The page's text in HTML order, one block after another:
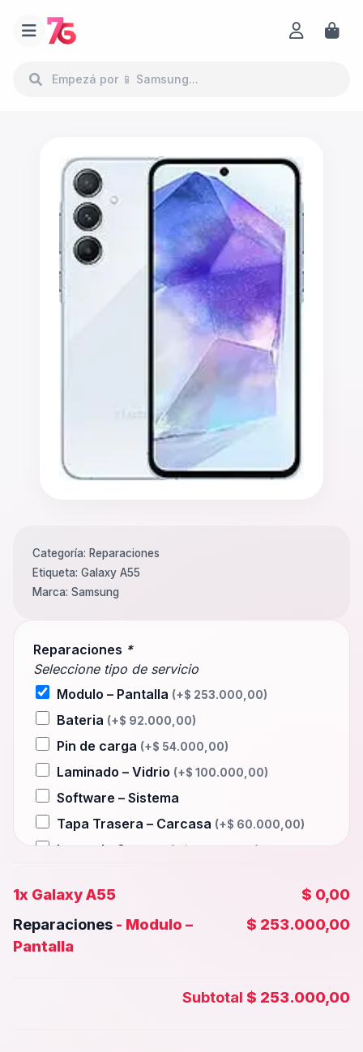
Reparaciones *
Seleccione tipo de servicio
Modulo – Pantalla (+$ 253.000,00)
Bateria (+$ 92.000,00)
Pin de carga (+$ 54.000,00)
Laminado – Vidrio (+$ 100.000,00)
Software – Sistema
Tapa Trasera – Carcasa (+$ 60.000,00)
Lente de Camara
Wifi – Señal – Antena
Camara Trasera(+$ 45.000,00)
Camara frontal, Selfie – Face id
Microfono – Sensor(+$54.000,00)
1x Galaxy A55
$ 0,00
Reparaciones - Modulo –
Pantalla
$ 253.000,00
Subtotal $ 253.000,00
Categoría: Reparaciones
Etiqueta: Galaxy A55
Marca: Samsung